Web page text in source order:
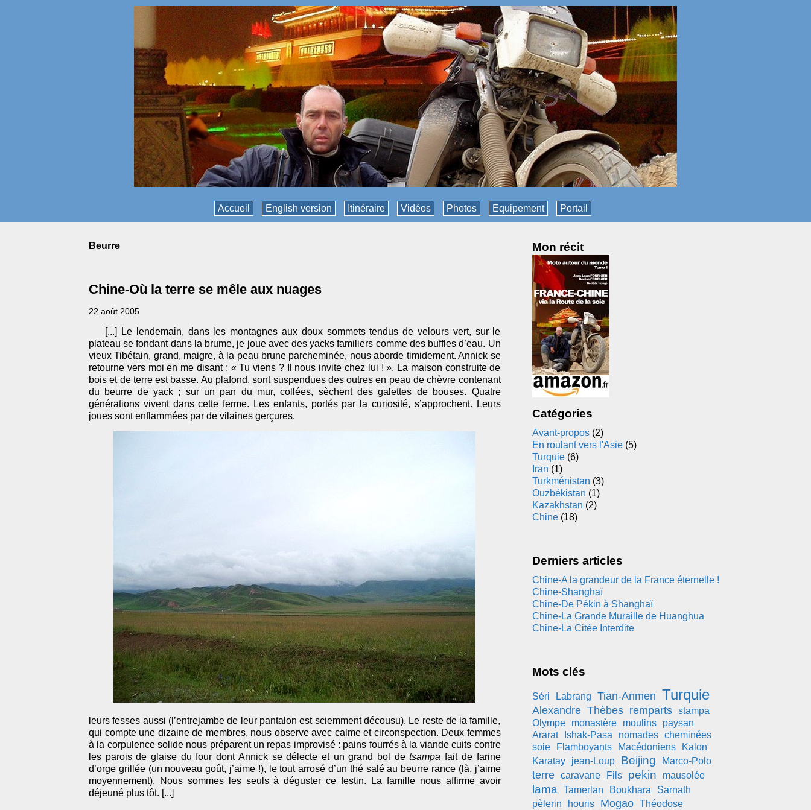
Accueil English version Itinéraire Vidéos Photos Equipement Portail
beurre
Chine-Où la terre se mêle aux nuages
22 août 2005
[...] Le lendemain, dans les montagnes aux doux sommets tendus de velours vert, sur le
plateau se fondant dans la brume, je joue avec des yacks familiers comme des buffles d’eau. Un
vieux Tibétain, grand, maigre, à la peau brune parcheminée, nous aborde timidement. Annick se
retourne vers moi en me disant : « Tu viens ? Il nous invite chez lui ! ». La maison construite de
bois et de terre est basse. Au plafond, sont suspendues des outres en peau de chèvre contenant
du beurre de yack ; sur un pan du mur, collées, sèchent des galettes de bouses. Quatre
générations vivent dans cette ferme. Les enfants, portés par la curiosité, s’approchent. Leurs
joues sont enflammées par de vilaines gerçures,
leurs fesses aussi (l’entrejambe de leur pantalon est sciemment décousu). Le reste de la famille,
qui compte une dizaine de membres, nous observe avec calme et circonspection. Deux femmes
à la corpulence solide nous préparent un repas improvisé : pains fourrés à la viande cuits contre
les parois de glaise du four dont Annick se délecte et un grand bol detsampa fait de farine
d’orge grillée (un nouveau goût, j’aime !), le tout arrosé d’un thé salé au beurre rance (là, j’aime
moyennement). Nous sommes les seuls à déguster ce festin. La famille nous affirme avoir
déjeuné plus tôt. [...]
Mon récit
Catégories
Avant-propos (2)
En roulant vers l'Asie (5)
Turquie (6)
Iran (1)
Turkménistan (3)
Ouzbékistan (1)
Kazakhstan (2)
Chine (18)
Derniers articles
Chine-A la grandeur de la France éternelle !
Chine-Shanghaï
Chine-De Pékin à Shanghaï
Chine-La Grande Muraille de Huanghua
Chine-La Citée Interdite
Mots clés
Séri Labrang Tian-Anmen Turquie
Alexandre Thèbes remparts stampa
Olympe
monastère moulins
paysan
Ararat
Ishak-Pasa nomades cheminées
soie
Flamboyants Macédoniens
Kalon
Karatay
jean-Loup Beijing Marco-Polo
terre caravane Fils pekin mausolée
lama Tamerlan Boukhara
Sarnath
pèlerin
houris Mogao Théodose